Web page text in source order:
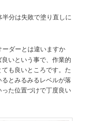
分は失敗で塗り直しに
ダーとは違いますか
いという事で、作業的
も良いところです。た
とみるみるレベルが落
た位置づけで丁度良い